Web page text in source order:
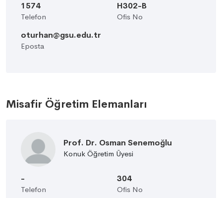
1574
Telefon
H302-B
Ofis No
oturhan@gsu.edu.tr
Eposta
Misafir Öğretim Elemanları
Prof. Dr. Osman Senemoğlu
Konuk Öğretim Üyesi
-
Telefon
304
Ofis No